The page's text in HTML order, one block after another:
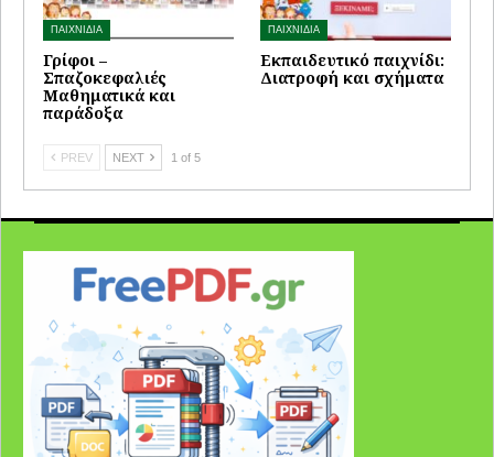
ΠΑΙΧΝΙΔΙΑ
Γρίφοι –
Σπαζοκεφαλιές
Μαθηματικά και
παράδοξα
ΠΑΙΧΝΙΔΙΑ
Εκπαιδευτικό παιχνίδι:
Διατροφή και σχήματα
PREV NEXT 1 of 5